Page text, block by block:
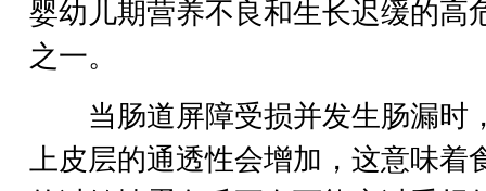
婴幼儿期营养不良和生长迟缓的高
之一。
当肠道屏障受损并发生肠漏时
上皮层的通透性会增加，这意味着